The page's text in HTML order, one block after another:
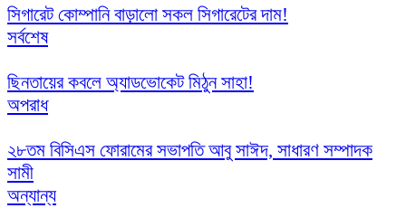
সিগারেট কোম্পানি বাড়ালো সকল সিগারেটের দাম!
সর্বশেষ
ছিনতায়ের কবলে অ্যাডভোকেট মিঠুন সাহা!
অপরাধ
২৮তম বিসিএস ফোরামের সভাপতি আবু সাঈদ, সাধারণ সম্পাদক
সামী
অন্যান্য